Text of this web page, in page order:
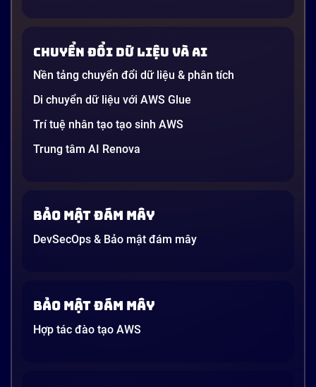
startup công nghệ. Vấn đề là phần lớn lời giải thích
dường như chỉ được viết cho kỹ sư, không phải cho
người […]
21 phút
Chuyển đổi dữ liệu và AI
Nền tảng chuyển đổi dữ liệu & phân tích
Di chuyển dữ liệu với AWS Glue
Trí tuệ nhân tạo tạo sinh AWS
Trung tâm AI Renova
Bảo mật đám mây
DevSecOps & Bảo mật đám mây
Bảo mật đám mây
Hợp tác đào tạo AWS